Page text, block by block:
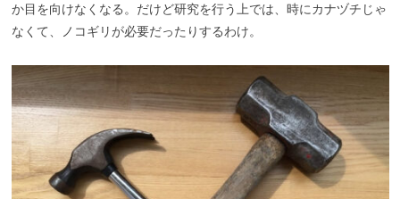
か目を向けなくなる。だけど研究を行う上では、時にカナヅチじゃ
なくて、ノコギリが必要だったりするわけ。